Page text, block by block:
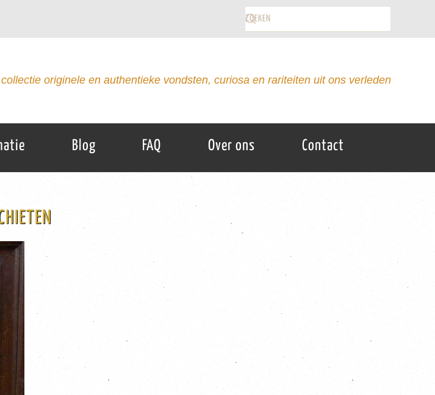
originele en authentieke vondsten, curiosa en rariteiten uit ons verleden
Blog FAQ Over ons Contact